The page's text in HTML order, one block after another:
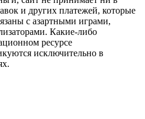
и других платежей, которые
с азартными играми,
Какие-либо
ресурсе
исключительно в